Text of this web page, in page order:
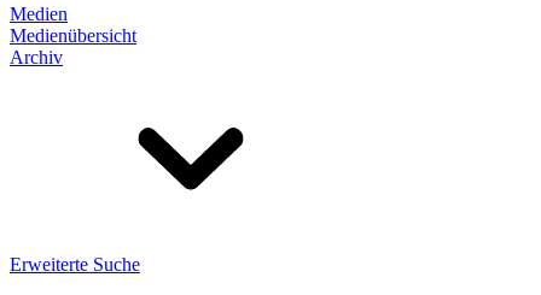
Medien
Medienübersicht
Archiv
Erweiterte Suche